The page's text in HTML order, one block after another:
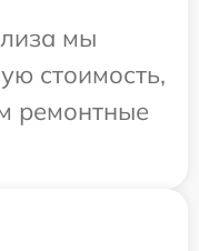
мы
стоимость,
ремонтные